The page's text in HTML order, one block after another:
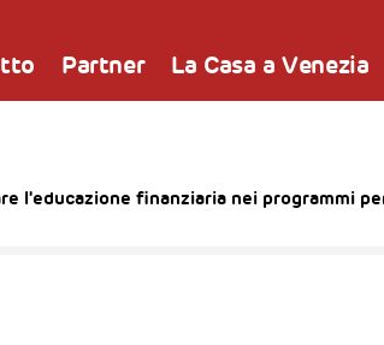
Partner La Casa a Venezia
l'educazione finanziaria nei programmi